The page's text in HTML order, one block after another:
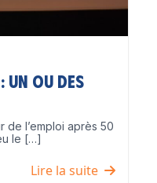
un ou des
de l’emploi après 50
le […]
Lire la suite